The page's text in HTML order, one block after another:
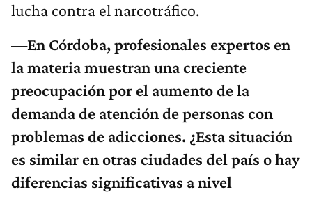
lucha contra el narcotráfico.
—En Córdoba, profesionales expertos en
la materia muestran una creciente
preocupación por el aumento de la
demanda de atención de personas con
problemas de adicciones. ¿Esta situación
es similar en otras ciudades del país o hay
diferencias significativas a nivel